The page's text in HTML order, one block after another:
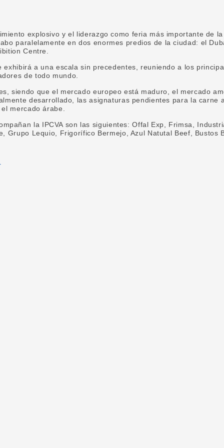
explosivo y el liderazgo como feria más importante de
paralelamente en dos enormes predios de la ciudad: el
Centre.
exhibirá a una escala sin precedentes, reuniendo a los
de todo mundo.
siendo que el mercado europeo está maduro, el mercado
desarrollado, las asignaturas pendientes para la carne
mercado árabe.
la IPCVA son las siguientes: Offal Exp, Frimsa,
Grupo Lequio, Frigorífico Bermejo, Azul Natutal Beef, Bustos